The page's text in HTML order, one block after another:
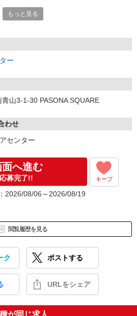
惑メールフォルダもご確認ください。
もっと見る
ー
山3-1-30 PASONA SQUARE
わせ
センター
へ進む
募完了!! キープ
2026/08/06～2026/08/19
閲覧履歴を見る
ク ポストする
URLをシェア
が同じ求人